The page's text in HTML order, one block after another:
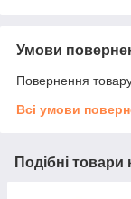
Умови
Повернення
Всі умови
Подібні товари